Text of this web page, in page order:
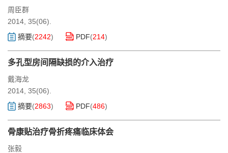
周臣群
2014, 35(06).
摘要(2242) PDF(214)
多孔型房间隔缺损的介入治疗
戴海龙
2014, 35(06).
摘要(2863) PDF(486)
骨康贴治疗骨折疼痛临床体会
张毅